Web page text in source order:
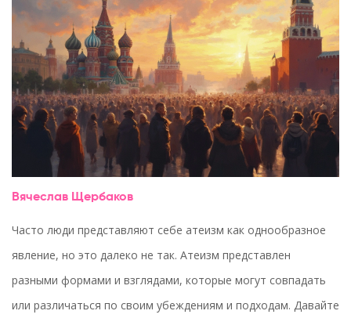
Вячеслав Щербаков
Часто люди представляют себе атеизм как однообразное
явление, но это далеко не так. Атеизм представлен
разными формами и взглядами, которые могут совпадать
или различаться по своим убеждениям и подходам. Давайте